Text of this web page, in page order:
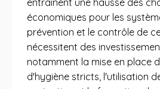
entraînent une hausse des
économiques pour les
prévention et le contrôle de
nécessitent des
notamment la mise en place
d'hygiène stricts, l'utilisation